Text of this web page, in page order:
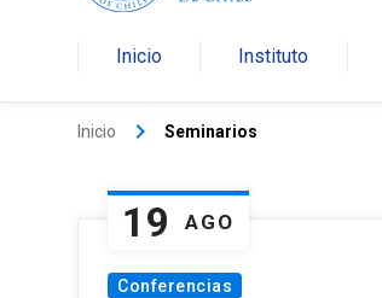
Inicio Instituto
Inicio keyboard_arrow_right Seminarios
19 AGO
Conferencias